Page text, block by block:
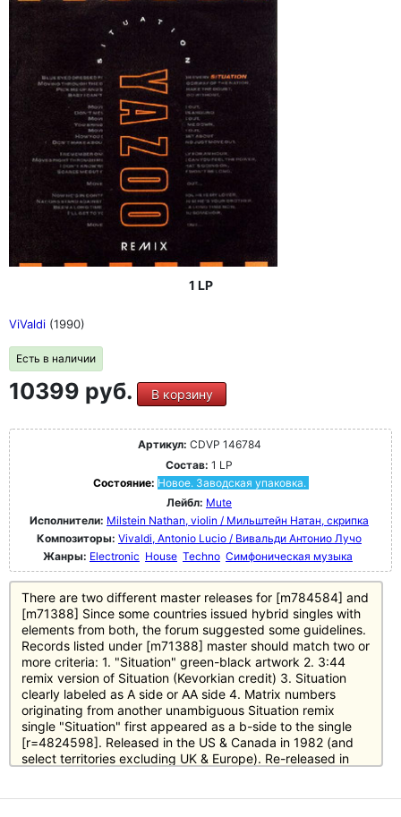
1 LP
ViValdi (1990)
Есть в наличии
10399 руб. В корзину
Артикул: CDVP 146784
Состав: 1 LP
Состояние: Новое. Заводская упаковка.
Лейбл: Mute
Исполнители: Milstein Nathan, violin / Мильштейн Натан, скрипка
Композиторы: Vivaldi, Antonio Lucio / Вивальди Антонио Лучо
Жанры: Electronic House Techno Симфоническая музыка
There are two different master releases for [m784584] and
[m71388] Since some countries issued hybrid singles with
elements from both, the forum suggested some guidelines.
Records listed under [m71388] master should match two or
more criteria: 1. "Situation" green-black artwork 2. 3:44
remix version of Situation (Kevorkian credit) 3. Situation
clearly labeled as A side or AA side 4. Matrix numbers
originating from another unambiguous Situation remix
single "Situation" first appeared as a b-side to the single
[r=4824598]. Released in the US & Canada in 1982 (and
select territories excluding UK & Europe). Re-released in